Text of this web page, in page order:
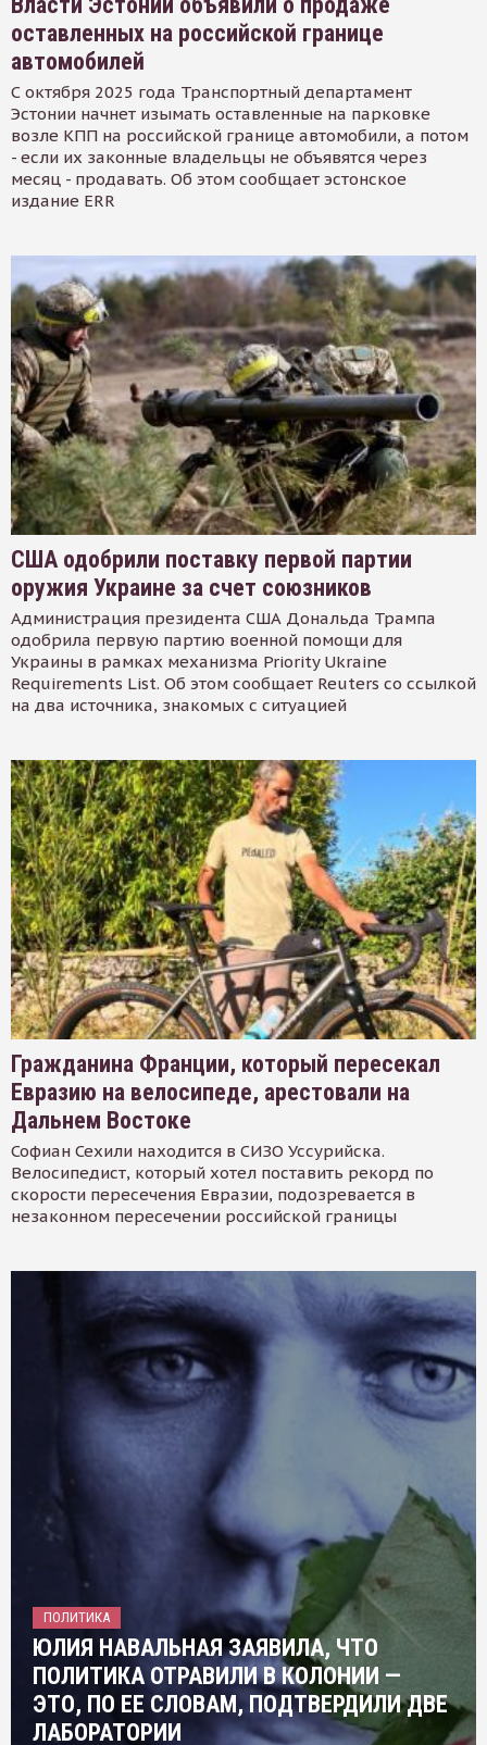
оставленных на российской границе
автомобилей
С октября 2025 года Транспортный департамент
Эстонии начнет изымать оставленные на парковке
возле КПП на российской границе автомобили, а потом
- если их законные владельцы не объявятся через
месяц - продавать. Об этом сообщает эстонское
издание ERR
США одобрили поставку первой партии
оружия Украине за счет союзников
Администрация президента США Дональда Трампа
одобрила первую партию военной помощи для
Украины в рамках механизма Priority Ukraine
Requirements List. Об этом сообщает Reuters со ссылкой
на два источника, знакомых с ситуацией
Гражданина Франции, который пересекал
Евразию на велосипеде, арестовали на
Дальнем Востоке
Софиан Сехили находится в СИЗО Уссурийска.
Велосипедист, который хотел поставить рекорд по
скорости пересечения Евразии, подозревается в
незаконном пересечении российской границы
ПОЛИТИКА
ЮЛИЯ НАВАЛЬНАЯ ЗАЯВИЛА, ЧТО
ПОЛИТИКА ОТРАВИЛИ В КОЛОНИИ —
ЭТО, ПО ЕЕ СЛОВАМ, ПОДТВЕРДИЛИ ДВЕ
ЛАБОРАТОРИИ